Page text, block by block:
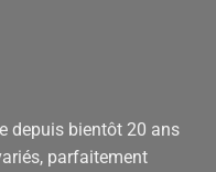
depuis bientôt 20 ans
parfaitement